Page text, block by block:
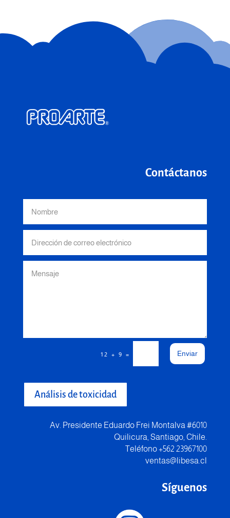
Contáctanos
12 + 9 = Enviar
Análisis de toxicidad
Av. Presidente Eduardo Frei Montalva #6010
Quilicura, Santiago, Chile.
Teléfono +562 23967100
ventas@libesa.cl
Síguenos